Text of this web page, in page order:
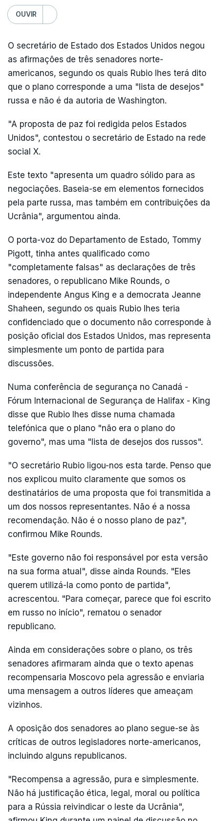
OUVIR
O secretário de Estado dos Estados Unidos negou
as afirmações de três senadores norte-
americanos, segundo os quais Rubio lhes terá dito
que o plano corresponde a uma "lista de desejos"
russa e não é da autoria de Washington.
"A proposta de paz foi redigida pelos Estados
Unidos", contestou o secretário de Estado na rede
social X.
Este texto "apresenta um quadro sólido para as
negociações. Baseia-se em elementos fornecidos
pela parte russa, mas também em contribuições da
Ucrânia", argumentou ainda.
O porta-voz do Departamento de Estado, Tommy
Pigott, tinha antes qualificado como
"completamente falsas" as declarações de três
senadores, o republicano Mike Rounds, o
independente Angus King e a democrata Jeanne
Shaheen, segundo os quais Rubio lhes teria
confidenciado que o documento não corresponde à
posição oficial dos Estados Unidos, mas representa
simplesmente um ponto de partida para
discussões.
Numa conferência de segurança no Canadá -
Fórum Internacional de Segurança de Halifax - King
disse que Rubio lhes disse numa chamada
telefónica que o plano "não era o plano do
governo", mas uma "lista de desejos dos russos".
"O secretário Rubio ligou-nos esta tarde. Penso que
nos explicou muito claramente que somos os
destinatários de uma proposta que foi transmitida a
um dos nossos representantes. Não é a nossa
recomendação. Não é o nosso plano de paz",
confirmou Mike Rounds.
"Este governo não foi responsável por esta versão
na sua forma atual", disse ainda Rounds. "Eles
querem utilizá-la como ponto de partida",
acrescentou. "Para começar, parece que foi escrito
em russo no início", rematou o senador
republicano.
Ainda em considerações sobre o plano, os três
senadores afirmaram ainda que o texto apenas
recompensaria Moscovo pela agressão e enviaria
uma mensagem a outros líderes que ameaçam
vizinhos.
A oposição dos senadores ao plano segue-se às
críticas de outros legisladores norte-americanos,
incluindo alguns republicanos.
"Recompensa a agressão, pura e simplesmente.
Não há justificação ética, legal, moral ou política
para a Rússia reivindicar o leste da Ucrânia",